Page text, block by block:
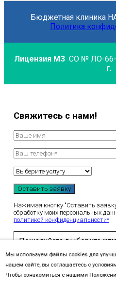
Мы используем файлы cookies для
нашем сайте, вы соглашаетесь с
Чтобы ознакомиться с нашими
Бюджетная клиника
Политика
Лицензия МЗСО № ЛО-66-
г.
Свяжитесь с нами!
Нажимая кнопку "Оставить
обработку моих персональных
политикой конфиденциальности*
Пожалуйста выберите